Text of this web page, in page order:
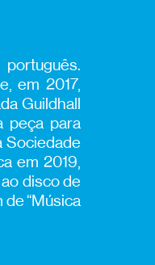
em 2017,
Guildhall
peça para
Sociedade
em 2019,
disco de
“Música